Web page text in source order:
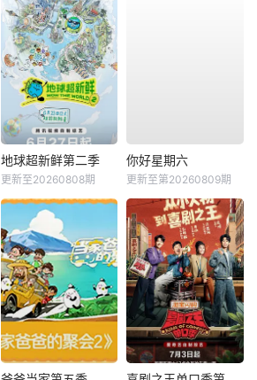
地球超新鲜第二季
更新至20260808期
你好星期六
更新至第20260809期